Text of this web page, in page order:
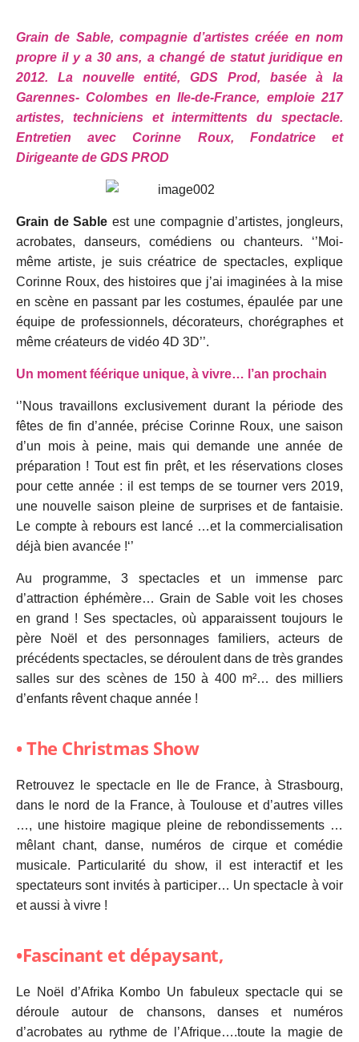
Grain de Sable, compagnie d’artistes créée en nom
propre il y a 30 ans, a changé de statut juridique en
2012. La nouvelle entité, GDS Prod, basée à la
Garennes- Colombes en Ile-de-France, emploie 217
artistes, techniciens et intermittents du spectacle.
Entretien avec Corinne Roux, Fondatrice et
Dirigeante de GDS PROD
Grain de Sableest une compagnie d’artistes, jongleurs,
acrobates, danseurs, comédiens ou chanteurs. ‘’Moi-
même artiste, je suis créatrice de spectacles, explique
Corinne Roux, des histoires que j’ai imaginées à la mise
en scène en passant par les costumes, épaulée par une
équipe de professionnels, décorateurs, chorégraphes et
même créateurs de vidéo 4D 3D’’.
Un moment féérique unique, à vivre… l’an prochain
‘’Nous travaillons exclusivement durant la période des
fêtes de fin d’année, précise Corinne Roux, une saison
d’un mois à peine, mais qui demande une année de
préparation ! Tout est fin prêt, et les réservations closes
pour cette année : il est temps de se tourner vers 2019,
une nouvelle saison pleine de surprises et de fantaisie.
Le compte à rebours est lancé …et la commercialisation
déjà bien avancée !‘’
Au programme, 3 spectacles et un immense parc
d’attraction éphémère… Grain de Sable voit les choses
en grand ! Ses spectacles, où apparaissent toujours le
père Noël et des personnages familiers, acteurs de
précédents spectacles, se déroulent dans de très grandes
salles sur des scènes de 150 à 400 m²… des milliers
d’enfants rêvent chaque année !
• The Christmas Show
Retrouvez le spectacle en Ile de France, à Strasbourg,
dans le nord de la France, à Toulouse et d’autres villes
…, une histoire magique pleine de rebondissements …
mêlant chant, danse, numéros de cirque et comédie
musicale. Particularité du show, il est interactif et les
spectateurs sont invités à participer… Un spectacle à voir
et aussi à vivre !
•Fascinant et dépaysant,
Le Noël d’Afrika Kombo Un fabuleux spectacle qui se
déroule autour de chansons, danses et numéros
d’acrobates au rythme de l’Afrique….toute la magie de